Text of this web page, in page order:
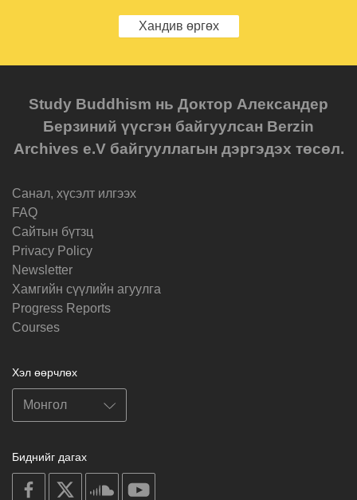
Хандив өргөх
Study Buddhism нь Доктор Александер
Берзиний үүсгэн байгуулсан Berzin
Archives e.V байгууллагын дэргэдэх төсөл.
Санал, хүсэлт илгээх
FAQ
Cайтын бүтзц
Privacy Policy
Newsletter
Хамгийн сүүлийн агуулга
Progress Reports
Courses
Хэл өөрчлөх
Биднийг дагах
on
facebook
soundcloud